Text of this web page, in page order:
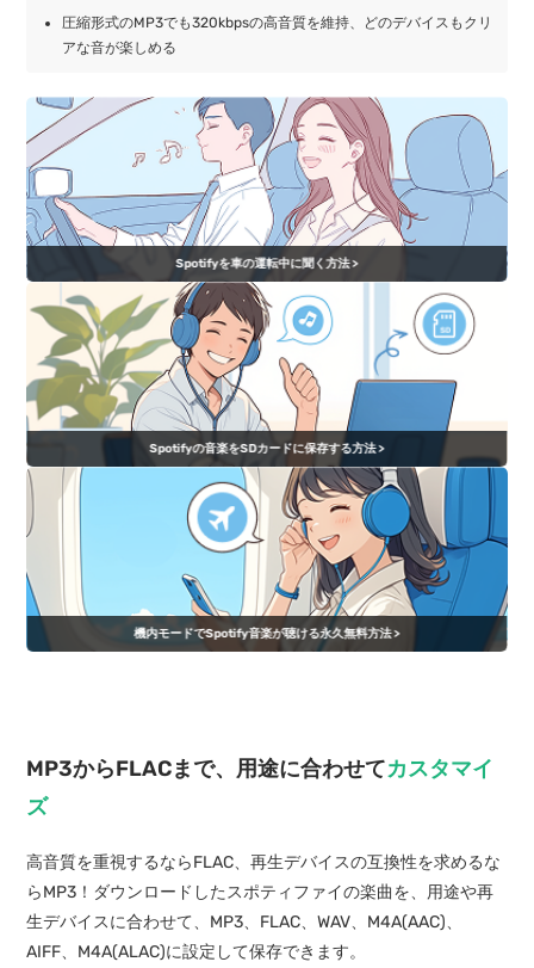
圧縮形式のMP3でも320kbpsの高音質を維持、どのデバイスもクリ
アな音が楽しめる
Spotifyを車の運転中に聞く方法 >
Spotifyの音楽をSDカードに保存する方法 >
機内モードでSpotify音楽が聴ける永久無料方法 >
MP3からFLACまで、用途に合わせてカスタマイ
ズ
高音質を重視するならFLAC、再生デバイスの互換性を求めるな
らMP3！ダウンロードしたスポティファイの楽曲を、用途や再
生デバイスに合わせて、MP3、FLAC、WAV、M4A(AAC)、
AIFF、M4A(ALAC)に設定して保存できます。